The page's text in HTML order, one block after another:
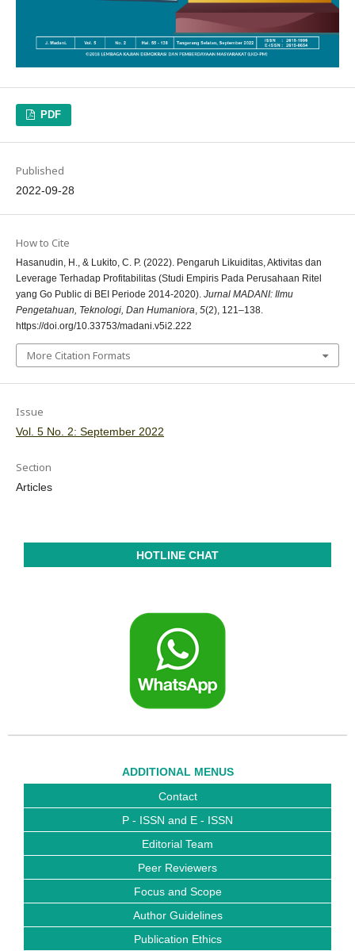
PDF
Published
2022-09-28
How to Cite
Hasanudin, H., & Lukito, C. P. (2022). Pengaruh Likuiditas, Aktivitas dan
Leverage Terhadap Profitabilitas (Studi Empiris Pada Perusahaan Ritel
yang Go Public di BEI Periode 2014-2020). Jurnal MADANI: Ilmu
Pengetahuan, Teknologi, Dan Humaniora, 5(2), 121–138.
https://doi.org/10.33753/madani.v5i2.222
More Citation Formats
Issue
Vol. 5 No. 2: September 2022
Section
Articles
HOTLINE CHAT
ADDITIONAL MENUS
Contact
P - ISSN and E - ISSN
Editorial Team
Peer Reviewers
Focus and Scope
Author Guidelines
Publication Ethics